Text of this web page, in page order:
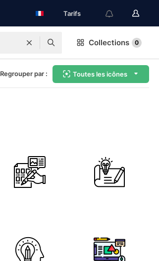
Tarifs
Collections 0
Regrouper par : Toutes les icônes